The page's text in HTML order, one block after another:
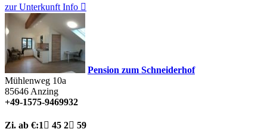
zur Unterkunft Info 
Pension zum Schneiderhof
Mühlenweg 10a
85646 Anzing
+49-1575-9469932
Zi. ab €:1  45 2 59